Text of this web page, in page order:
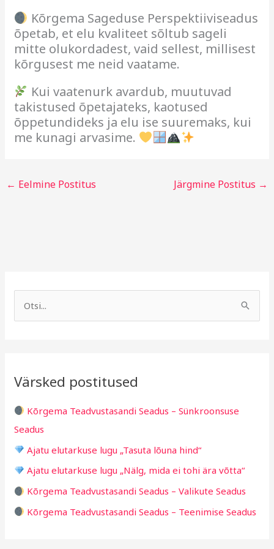
Kõrgema Sageduse Perspektiiviseadus
õpetab, et elu kvaliteet sõltub sageli
mitte olukordadest, vaid sellest, millisest
kõrgusest me neid vaatame.
Kui vaatenurk avardub, muutuvad
takistused õpetajateks, kaotused
õppetundideks ja elu ise suuremaks, kui
me kunagi arvasime.
← Eelmine Postitus Järgmine Postitus →
c
f
o
r
:
Värsked postitused
Kõrgema Teadvustasandi Seadus – Sünkroonsuse
Seadus
Ajatu elutarkuse lugu „Tasuta lõuna hind“
Ajatu elutarkuse lugu „Nälg, mida ei tohi ära võtta“
Kõrgema Teadvustasandi Seadus – Valikute Seadus
Kõrgema Teadvustasandi Seadus – Teenimise Seadus
g
i
d